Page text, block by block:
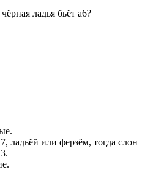
ладья бьёт а6?
ладьёй или ферзём, тогда слон